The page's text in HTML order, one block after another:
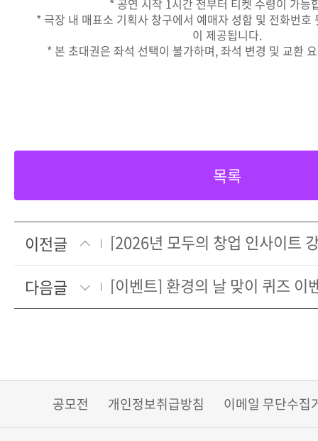
* 극장 내 매표소 기획사 창구에서 예매자 성함 및 전화번호
이 제공됩니다.
* 본 초대권은 좌석 선택이 불가하며, 좌석 변경 및 교환
목록
이전글
다음글
공모전 개인정보취급방침 이메일 무단수집